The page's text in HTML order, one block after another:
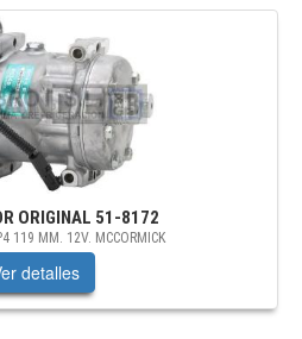
ORIGINAL 51-8172
119 MM. 12V. MCCORMICK
detalles